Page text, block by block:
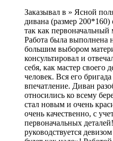
Заказывал в » Ясной
дивана (размер
так как
Работа была выполнена
большим выбором
консультировал и
себя, как мастер
человек. Вся его
впечатление. Диван
относились ко всему
стал новым и очень
очень качественно, с
первоначальных
руководствуется